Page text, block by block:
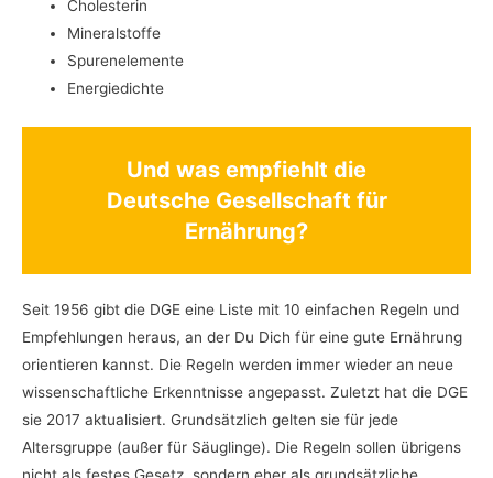
Cholesterin
Mineralstoffe
Spurenelemente
Energiedichte
Und was empfiehlt die
Deutsche Gesellschaft für
Ernährung?
Seit 1956 gibt die DGE eine Liste mit 10 einfachen Regeln und
Empfehlungen heraus, an der Du Dich für eine gute Ernährung
orientieren kannst. Die Regeln werden immer wieder an neue
wissenschaftliche Erkenntnisse angepasst. Zuletzt hat die DGE
sie 2017 aktualisiert. Grundsätzlich gelten sie für jede
Altersgruppe (außer für Säuglinge). Die Regeln sollen übrigens
nicht als festes Gesetz, sondern eher als grundsätzliche